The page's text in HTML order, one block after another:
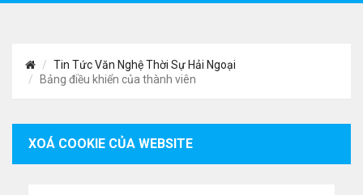
Tin Tức Văn Nghệ Thời Sự Hải Ngoại
Bảng điều khiển của thành viên
XOÁ COOKIE CỦA WEBSITE